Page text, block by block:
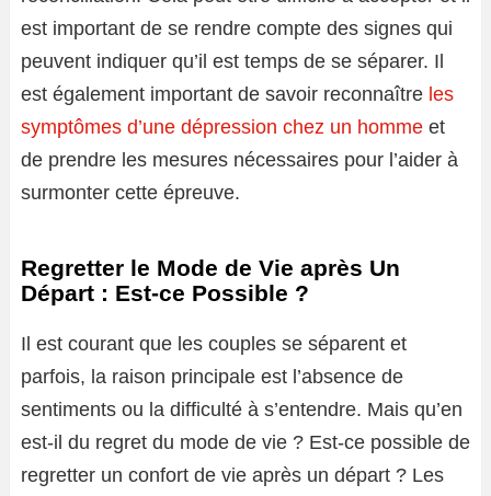
est important de se rendre compte des signes qui
peuvent indiquer qu’il est temps de se séparer. Il
est également important de savoir reconnaître les
symptômes d’une dépression chez un homme et
de prendre les mesures nécessaires pour l’aider à
surmonter cette épreuve.
Regretter le Mode de Vie après Un
Départ : Est-ce Possible ?
Il est courant que les couples se séparent et
parfois, la raison principale est l’absence de
sentiments ou la difficulté à s’entendre. Mais qu’en
est-il du regret du mode de vie ? Est-ce possible de
regretter un confort de vie après un départ ? Les